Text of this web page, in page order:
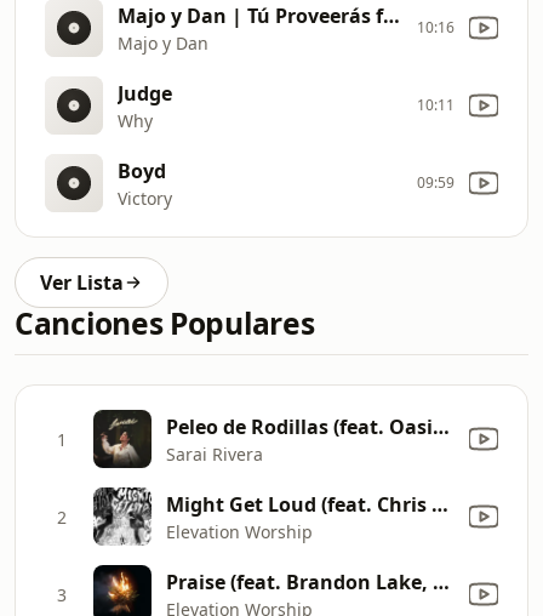
Majo y Dan | Tú Proveerás ft. Christine D'Clario (Videoclip Oficial) [5fCk]
Majo y Dan
10:16
Judge
Why
10:11
Boyd
Victory
09:59
Ver Lista
Canciones Populares
1 Peleo de Rodillas (feat. Oasis Ministry) [Live Set]
Sarai Rivera
2 Might Get Loud (feat. Chris Brown, Brandon Lake & Tiffany Hudson)
Elevation Worship
3 Praise (feat. Brandon Lake, Chris Brown & Chandler Moore)
Elevation Worship